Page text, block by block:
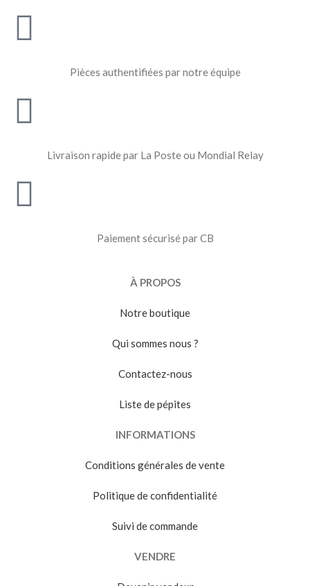
Pièces authentifiées par notre équipe
Livraison rapide par La Poste ou Mondial Relay
Paiement sécurisé par CB
À PROPOS
Notre boutique
Qui sommes nous ?
Contactez-nous
Liste de pépites
INFORMATIONS
Conditions générales de vente
Politique de confidentialité
Suivi de commande
VENDRE